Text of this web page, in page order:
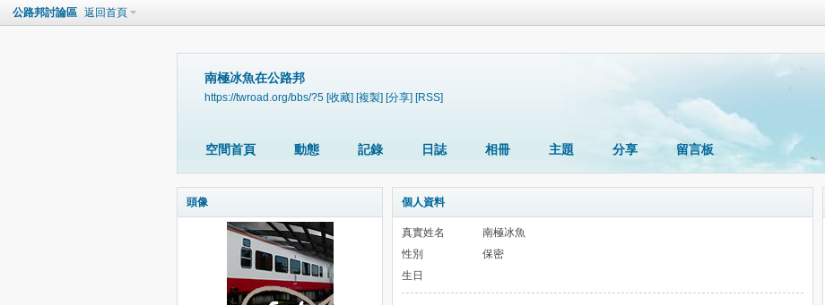
公路邦討論區 返回首頁
南極冰魚在公路邦
https://twroad.org/bbs/?5 [收藏] [複製] [分享] [RSS]
空間首頁 動態 記錄 日誌 相冊 主題 分享 留言板
頭像 個人資料
真實姓名
南極冰魚
性別
保密
生日